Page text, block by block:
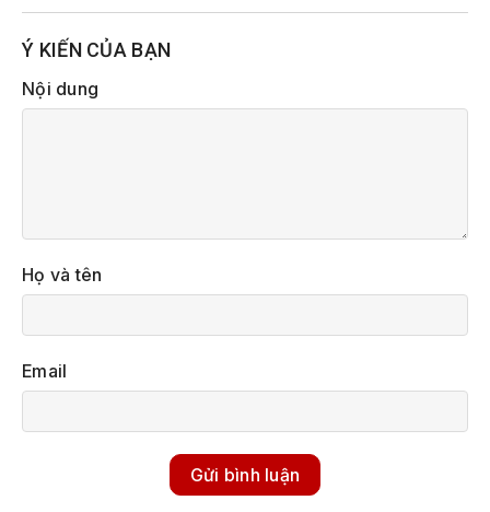
Ý KIẾN CỦA BẠN
Nội dung
Họ và tên
Email
Gửi bình luận